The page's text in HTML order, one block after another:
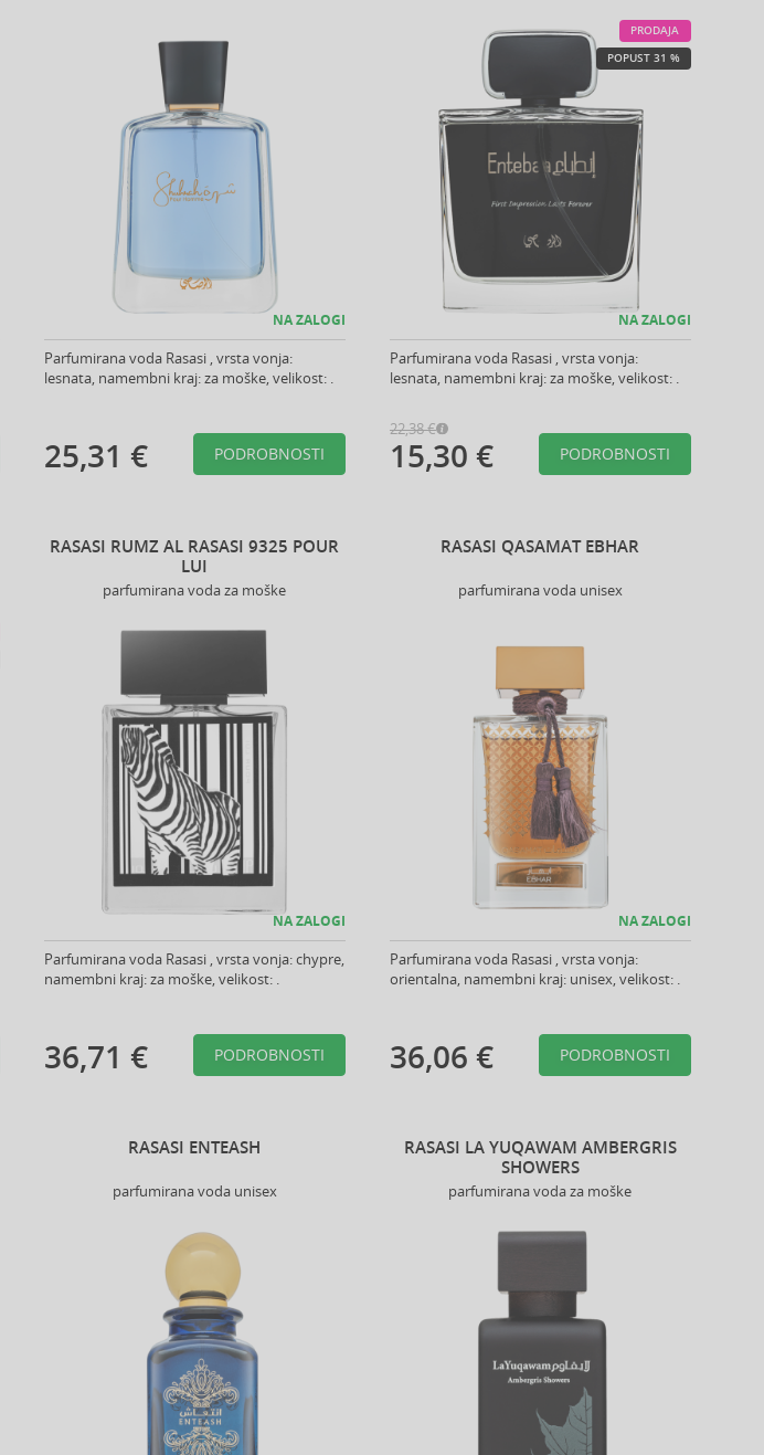
NA ZALOGI
Parfumirana voda Rasasi , vrsta vonja:
lesnata, namembni kraj: za moške, velikost: .
25,31 € PODROBNOSTI
PRODAJA
POPUST 31 %
NA ZALOGI
Parfumirana voda Rasasi , vrsta vonja:
lesnata, namembni kraj: za moške, velikost: .
22,38 €
15,30 € PODROBNOSTI
RASASI RUMZ AL RASASI 9325 POUR
LUI
parfumirana voda za moške
NA ZALOGI
Parfumirana voda Rasasi , vrsta vonja: chypre,
namembni kraj: za moške, velikost: .
36,71 € PODROBNOSTI
RASASI QASAMAT EBHAR
parfumirana voda unisex
NA ZALOGI
Parfumirana voda Rasasi , vrsta vonja:
orientalna, namembni kraj: unisex, velikost: .
36,06 € PODROBNOSTI
RASASI ENTEASH
parfumirana voda unisex
RASASI LA YUQAWAM AMBERGRIS
SHOWERS
parfumirana voda za moške